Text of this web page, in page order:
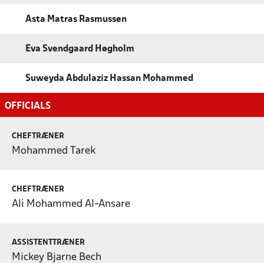
Asta Matras Rasmussen
Eva Svendgaard Høgholm
Suweyda Abdulaziz Hassan Mohammed
OFFICIALS
CHEFTRÆNER
Mohammed Tarek
CHEFTRÆNER
Ali Mohammed Al-Ansare
ASSISTENTTRÆNER
Mickey Bjarne Bech